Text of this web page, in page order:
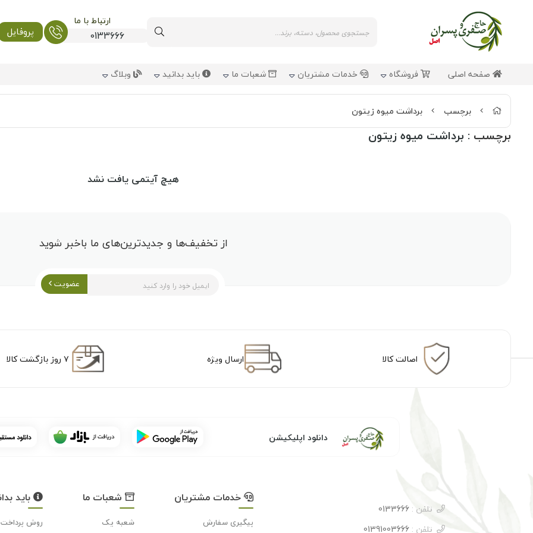
ارتباط با ما
0133666 پروفایل
صفحه اصلی فروشگاه خدمات مشتریان شعبات ما باید بدانید وبلاگ
برچسب برداشت میوه زیتون
برچسب : برداشت میوه زیتون
هیچ آیتمی یافت نشد
از تخفیف‌ها و جدیدترین‌های ما باخبر شوید
عضویت
اصالت کالا ارسال ویژه ۷ روز بازگشت کالا
دانلود اپلیکیشن
تلفن : 0133666
تلفن : 01391003666
خدمات مشتریان
پیگیری سفارش
شعبات ما
شعبه یک
باید
روش پرداخت